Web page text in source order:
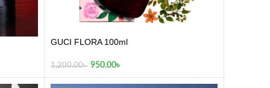
GUCI FLORA 100ml
1,200.00৳ 950.00৳